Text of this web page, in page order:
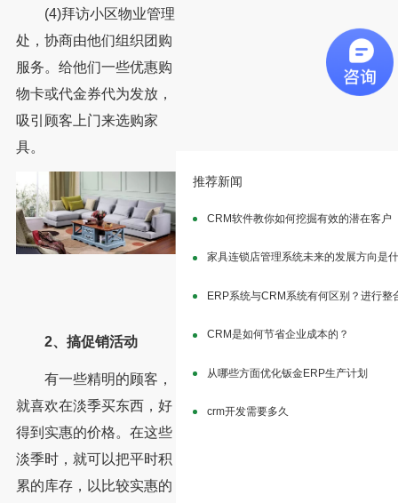
(4)拜访小区物业管理
处，协商由他们组织团购
服务。给他们一些优惠购
物卡或代金券代为发放，
吸引顾客上门来选购家
具。
2、搞促销活动
有一些精明的顾客，
就喜欢在淡季买东西，好
得到实惠的价格。在这些
淡季时，就可以把平时积
累的库存，以比较实惠的
推荐新闻
CRM软件教你如何挖掘有效的潜在客户
家具连锁店管理系统未来的发展方向是
ERP系统与CRM系统有何区别？进行整
CRM是如何节省企业成本的？
从哪些方面优化钣金ERP生产计划
crm开发需要多久